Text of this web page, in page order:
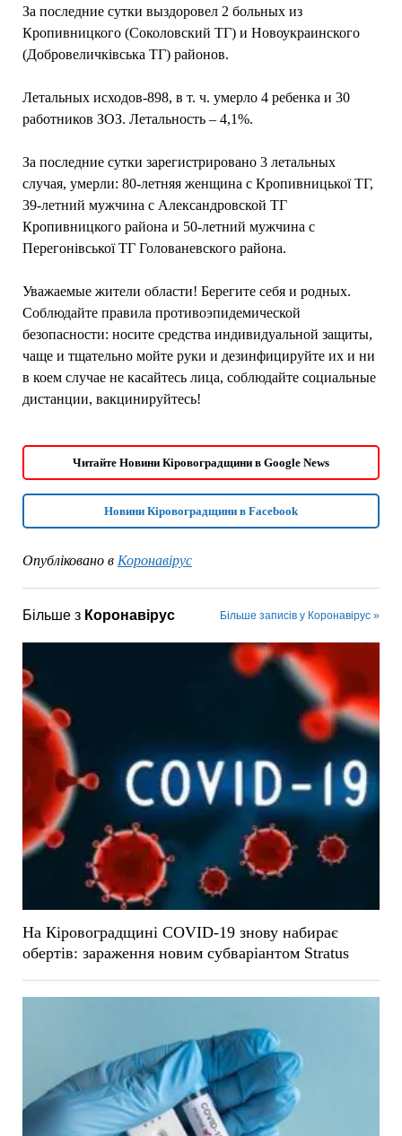
За последние сутки выздоровел 2 больных из
Кропивницкого (Соколовский ТГ) и Новоукраинского
(Добровеличківська ТГ) районов.
Летальных исходов-898, в т. ч. умерло 4 ребенка и 30
работников ЗОЗ. Летальность – 4,1%.
За последние сутки зарегистрировано 3 летальных
случая, умерли: 80-летняя женщина с Кропивницької ТГ,
39-летний мужчина с Александровской ТГ
Кропивницкого района и 50-летний мужчина с
Перегонівської ТГ Голованевского района.
Уважаемые жители области! Берегите себя и родных.
Соблюдайте правила противоэпидемической
безопасности: носите средства индивидуальной защиты,
чаще и тщательно мойте руки и дезинфицируйте их и ни
в коем случае не касайтесь лица, соблюдайте социальные
дистанции, вакцинируйтесь!
Читайте Новини Кіровоградщини в Google News
Новини Кіровоградщини в Facebook
Опубліковано в Коронавірус
Більше з Коронавірус Більше записів у Коронавірус »
На Кіровоградщині COVID-19 знову набирає
обертів: зараження новим субваріантом Stratus